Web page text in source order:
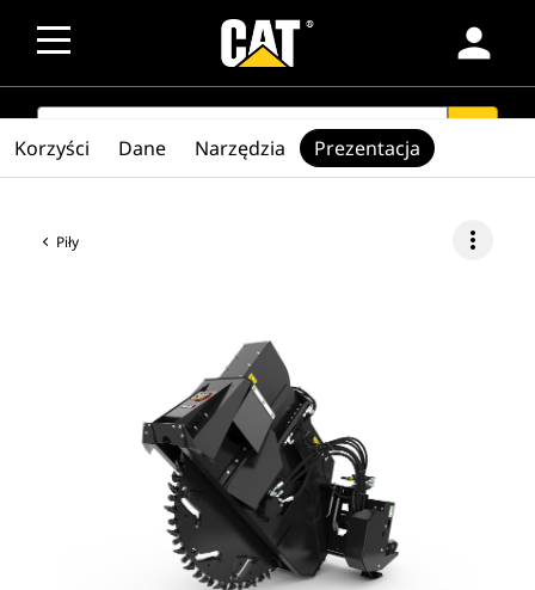
person
SEARCH
Piły more_vert
Korzyści Dane Narzędzia Prezentacja